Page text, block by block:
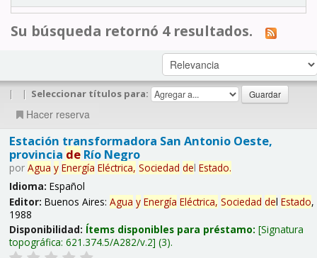
Su búsqueda retornó 4 resultados.
| | Seleccionar títulos para:
Hacer reserva
Estación transformadora San Antonio Oeste,
provincia deRío Negro
por Agua y Energía Eléctrica, Sociedad del Estado.
Idioma: Español
Editor: Buenos Aires: Agua y Energía Eléctrica, Sociedad del Estado,
1988
Disponibilidad: Ítems disponibles para préstamo: Signatura
topográfica: 621.374.5/A282/v.2 (3).